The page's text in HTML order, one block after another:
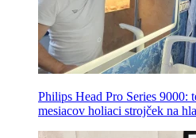
Philips Head Pro Series 9000:
mesiacov holiaci strojček na